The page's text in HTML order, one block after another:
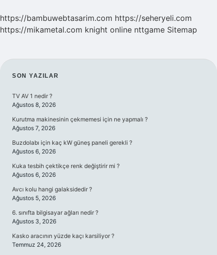
https://bambuwebtasarim.com https://seheryeli.com
https://mikametal.com knight online nttgame Sitemap
SIDEBAR
SON YAZILAR
TV AV 1 nedir ?
Ağustos 8, 2026
Kurutma makinesinin çekmemesi için ne yapmalı ?
Ağustos 7, 2026
Buzdolabı için kaç kW güneş paneli gerekli ?
Ağustos 6, 2026
Kuka tesbih çektikçe renk değiştirir mi ?
Ağustos 6, 2026
Avcı kolu hangi galaksidedir ?
Ağustos 5, 2026
6. sınıfta bilgisayar ağları nedir ?
Ağustos 3, 2026
Kasko aracının yüzde kaçı karsiliyor ?
Temmuz 24, 2026